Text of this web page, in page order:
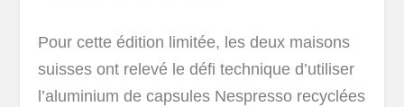
Pour cette édition limitée, les deux maisons
suisses ont relevé le défi technique d’utiliser
l’aluminium de capsules Nespresso recyclées